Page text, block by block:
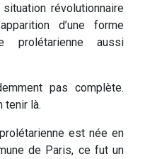
révolutionnaire
d’une forme
prolétarienne aussi
pas complète.
tenir là.
est née en
de Paris, ce fut un